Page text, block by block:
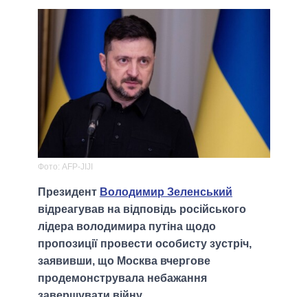
Фото: AFP-JIJI
Президент Володимир Зеленський
відреагував на відповідь російського
лідера володимира путіна щодо
пропозиції провести особисту зустріч,
заявивши, що Москва вчергове
продемонструвала небажання